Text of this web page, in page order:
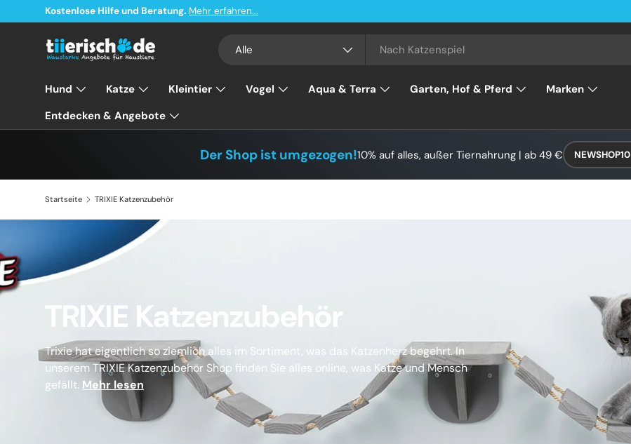
Direkt zum Inhalt
Kostenlose Hilfe und Beratung. Mehr erfahren...
Alle
Hund Katze Kleintier Vogel Aqua & Terra Garten, Hof & Pferd
Marken
Entdecken & Angebote
Der Shop ist umgezogen!10% auf alles, außer Tiernahrung | ab 49 € NEWSHOP10
Startseite TRIXIE Katzenzubehör
TRIXIE Katzenzubehör
Trixie hat eigentlich so ziemlich alles im Sortiment, was das Katzenherz begehrt. In
unserem TRIXIE Katzenzubehör Shop finden Sie alles online, was Katze und Mensch
gefällt. Mehr lesen